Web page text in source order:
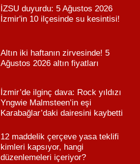
İZSU duyurdu: 5 Ağustos 2026
İzmir'in 10 ilçesinde su kesintisi!
Altın iki haftanın zirvesinde! 5
Ağustos 2026 altın fiyatları
İzmir’de ilginç dava: Rock yıldızı
Yngwie Malmsteen’in eşi
Karabağlar’daki dairesini kaybetti
12 maddelik çerçeve yasa teklifi
kimleri kapsıyor, hangi
düzenlemeleri içeriyor?